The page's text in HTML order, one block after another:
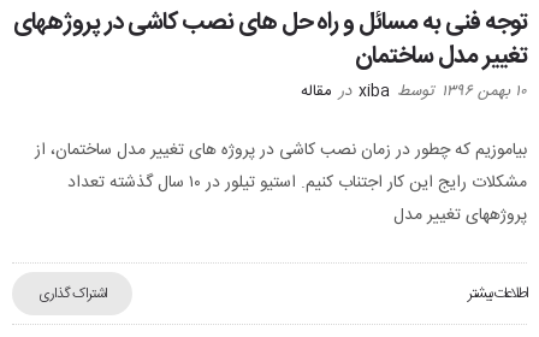
توجه فنی به مسائل و راه حل های نصب کاشی در پروژههای
تغییر مدل ساختمان
۱۰ بهمن ۱۳۹۶ توسط xiba در مقاله
بیاموزیم که چطور در زمان نصب کاشی در پروژه های تغییر مدل ساختمان، از
مشکلات رایج این کار اجتناب کنیم. استیو تیلور در ۱۰ سال گذشته تعداد
پروژههای تغییر مدل
اطلاعات بیشتر اشتراک گذاری